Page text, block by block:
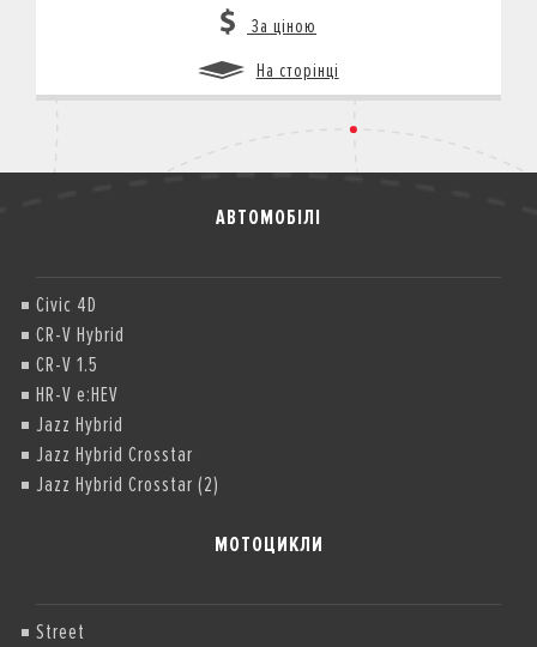
За ціною
На сторінці
АВТОМОБІЛІ
Civic 4D
CR-V Hybrid
CR-V 1.5
HR-V e:HEV
Jazz Hybrid
Jazz Hybrid Crosstar
Jazz Hybrid Crosstar (2)
МОТОЦИКЛИ
Street